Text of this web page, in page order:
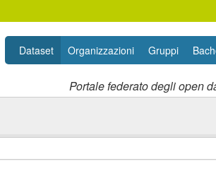
Portale federato degli open
Dataset Organizzazioni Gruppi